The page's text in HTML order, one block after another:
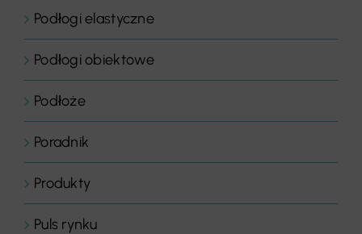
Podłogi elastyczne
Podłogi obiektowe
Podłoże
Poradnik
Produkty
Puls rynku